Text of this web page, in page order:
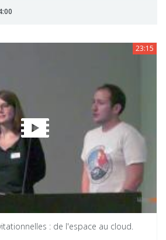
23:15
: de l'espace au cloud.